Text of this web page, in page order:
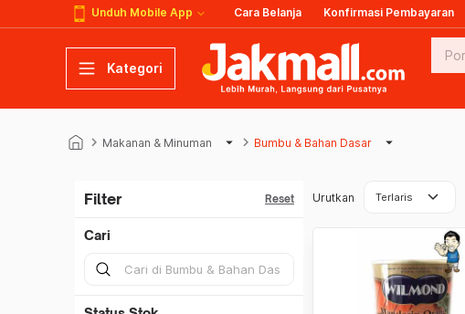
Unduh Mobile App Cara Belanja Konfirmasi Pembayaran
Kategori
keyboard_arrow_right Makanan & Minuman arrow_drop_down keyboard_arrow_right Bumbu & Bahan Dasar arrow_drop_down
Filter Reset
Cari
Urutkan Terlaris keyboard_arrow_down